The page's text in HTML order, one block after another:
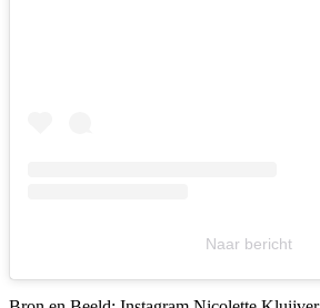
Naar bericht